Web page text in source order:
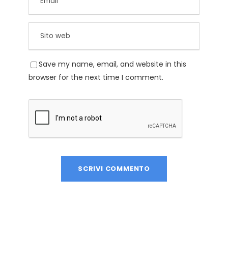
Save my name, email, and website in this
browser for the next time I comment.